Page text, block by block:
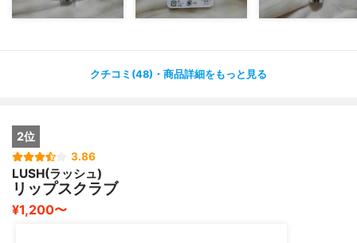
クチコミ(48)・商品詳細をもっと見る
2位
3.86
LUSH(ラッシュ)
リップスクラブ
¥1,200〜